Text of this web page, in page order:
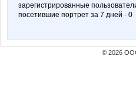
зарегистрированные
посетившие портрет за 7 дней - 0
© 2026